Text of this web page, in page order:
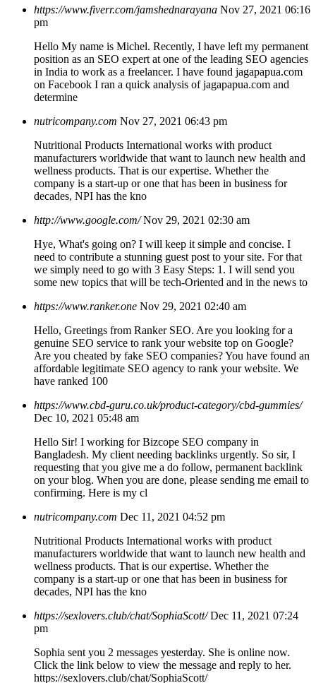
https://www.fiverr.com/jamshednarayana Nov 27, 2021 06:16
pm
Hello My name is Michel. Recently, I have left my permanent
position as an SEO expert at one of the leading SEO agencies
in India to work as a freelancer. I have found jagapapua.com
on Facebook I ran a quick analysis of jagapapua.com and
determine
nutricompany.com Nov 27, 2021 06:43 pm
Nutritional Products International works with product
manufacturers worldwide that want to launch new health and
wellness products. That is our expertise. Whether the
company is a start-up or one that has been in business for
decades, NPI has the kno
http://www.google.com/ Nov 29, 2021 02:30 am
Hye, What's going on? I will keep it simple and concise. I
need to contribute a stunning guest post to your site. For that
we simply need to go with 3 Easy Steps: 1. I will send you
some new topics that will be tech-Oriented and in the news to
https://www.ranker.one Nov 29, 2021 02:40 am
Hello, Greetings from Ranker SEO. Are you looking for a
genuine SEO service to rank your website top on Google?
Are you cheated by fake SEO companies? You have found an
affordable legitimate SEO agency to rank your website. We
have ranked 100
https://www.cbd-guru.co.uk/product-category/cbd-gummies/
Dec 10, 2021 05:48 am
Hello Sir! I working for Bizcope SEO company in
Bangladesh. My client needing backlinks urgently. So sir, I
requesting that you give me a do follow, permanent backlink
on your blog. When you are done, please sending me email to
confirming. Here is my cl
nutricompany.com Dec 11, 2021 04:52 pm
Nutritional Products International works with product
manufacturers worldwide that want to launch new health and
wellness products. That is our expertise. Whether the
company is a start-up or one that has been in business for
decades, NPI has the kno
https://sexlovers.club/chat/SophiaScott/ Dec 11, 2021 07:24
pm
Sophia sent you 2 messages yesterday. She is online now.
Click the link below to view the message and reply to her.
https://sexlovers.club/chat/SophiaScott/